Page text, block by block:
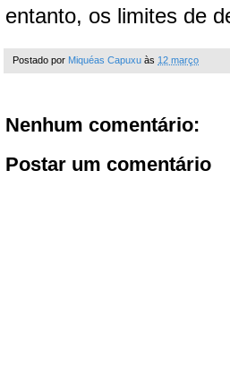
entanto, os limites de
Postado por Miquéas Capuxu às 12 março
Nenhum comentário:
Postar um comentário